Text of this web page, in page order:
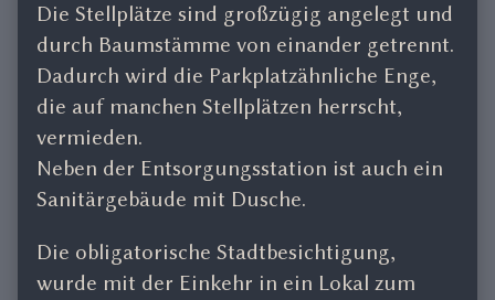
Die Stellplätze sind großzügig angelegt und
durch Baumstämme von einander getrennt.
Dadurch wird die Parkplatzähnliche Enge,
die auf manchen Stellplätzen herrscht,
vermieden.
Neben der Entsorgungsstation ist auch ein
Sanitärgebäude mit Dusche.
Die obligatorische Stadtbesichtigung,
wurde mit der Einkehr in ein Lokal zum